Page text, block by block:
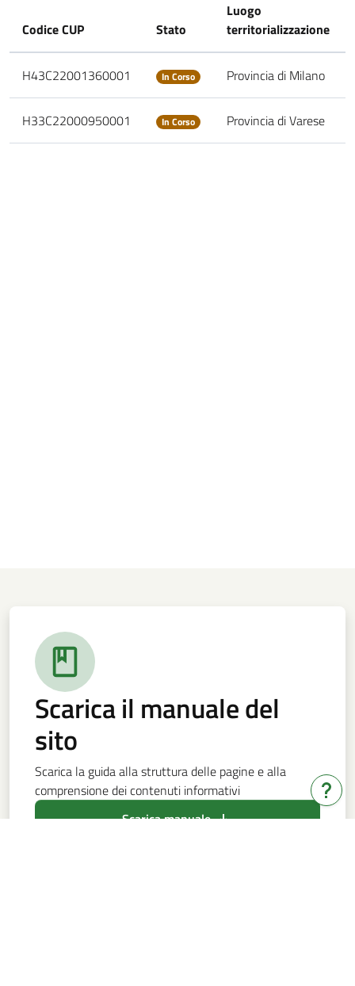
Codice CUP Stato
Luogo
territorializzazione
H43C22001360001 In Corso Provincia di Milano
H33C22000950001 In Corso Provincia di Varese
Scarica il manuale del
sito
Scarica la guida alla struttura delle pagine e alla
comprensione dei contenuti informativi
Scarica manuale
Hai